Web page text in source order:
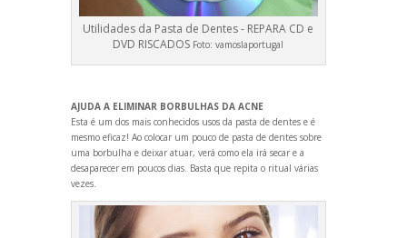
Utilidades da Pasta de Dentes - REPARA CD e
DVD RISCADOS Foto:vamoslaportugal
AJUDA A ELIMINAR BORBULHAS DA ACNE
Esta é um dos mais conhecidos usos da pasta de dentes e é
mesmo eficaz! Ao colocar um pouco de pasta de dentes sobre
uma borbulha e deixar atuar, verá como ela irá secar e a
desaparecer em poucos dias. Basta que repita o ritual várias
vezes.